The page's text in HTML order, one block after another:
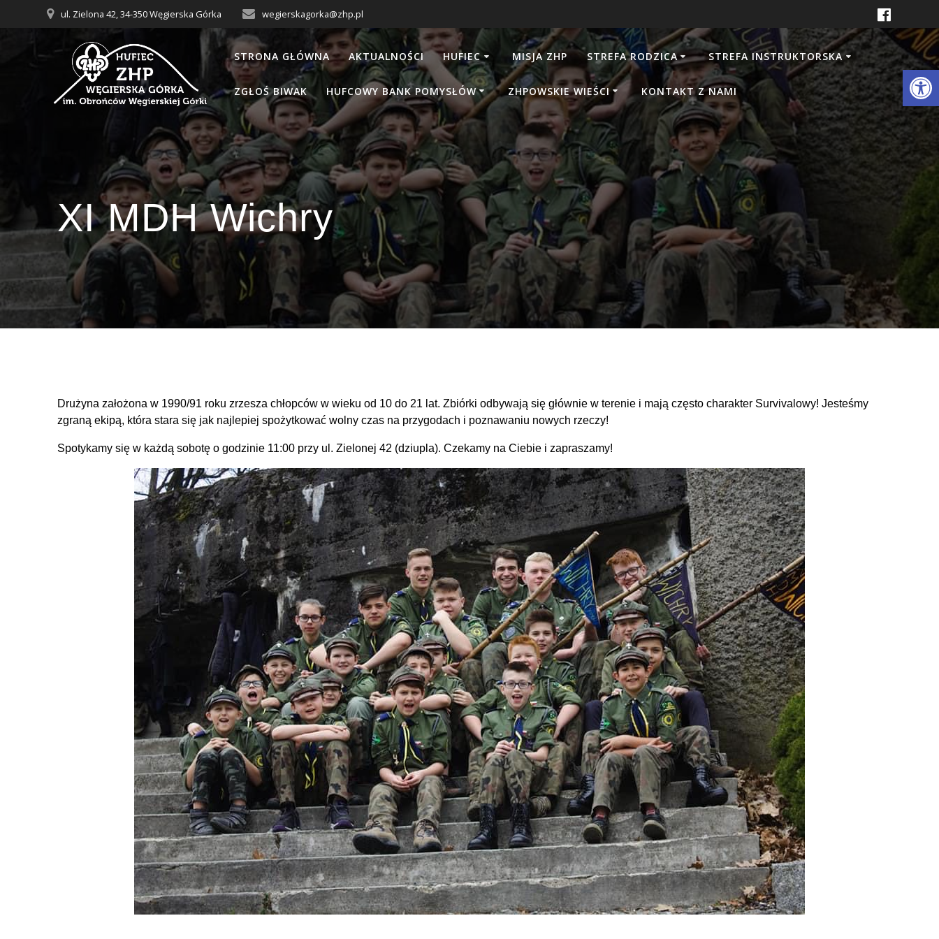
ul. Zielona 42, 34-350 Węgierska Górka wegierskagorka@zhp.pl
STRONA GŁÓWNA AKTUALNOŚCI HUFIEC MISJA ZHP STREFA RODZICA STREFA INSTRUKTORSKA
ZGŁOŚ BIWAK HUFCOWY BANK POMYSŁÓW ZHPOWSKIE WIEŚCI KONTAKT Z NAMI
XI MDH Wichry
Drużyna założona w 1990/91 roku zrzesza chłopców w wieku od 10 do 21 lat. Zbiórki odbywają się głównie w terenie i mają często charakter Survivalowy! Jesteśmy
zgraną ekipą, która stara się jak najlepiej spożytkować wolny czas na przygodach i poznawaniu nowych rzeczy!
Spotykamy się w każdą sobotę o godzinie 11:00 przy ul. Zielonej 42 (dziupla). Czekamy na Ciebie i zapraszamy!